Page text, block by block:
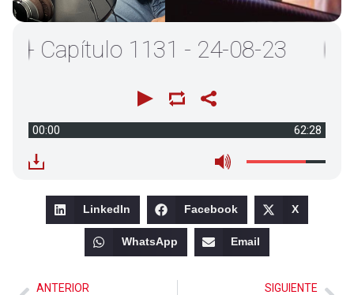
1131 - 24-08-23
00:00 62:28
LinkedIn Facebook X
WhatsApp Email
ANTERIOR SIGUIENTE